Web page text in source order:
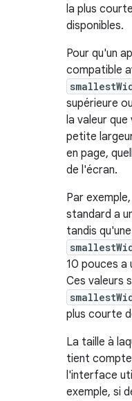
la plus
disponibles.
Pour qu'un
compatible
supérieure
la valeur
petite
en page,
de l'écran.
Par
standard a
tandis
10 pouces a
Ces valeurs
plus courte
La taille à
tient
l'interface
exemple, si